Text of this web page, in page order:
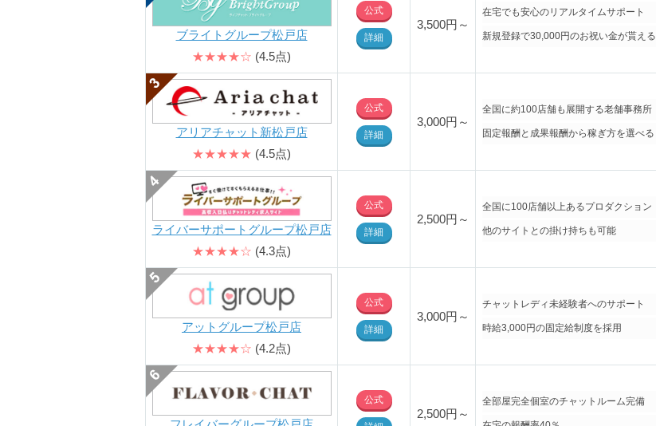
ブライトグループ松戸店
★★★★☆ (4.5点)
公式
詳細
3,500円～
在宅でも安心のリアルタイムサポート
新規登録で30,000円のお祝い金が貰える
アリアチャット新松戸店
★★★★★ (4.5点)
公式
詳細
3,000円～
全国に約100店舗も展開する老舗事務所
固定報酬と成果報酬から稼ぎ方を選べる
ライバーサポートグループ松戸店
★★★★☆ (4.3点)
公式
詳細
2,500円～
全国に100店舗以上あるプロダクション
他のサイトとの掛け持ちも可能
アットグループ松戸店
★★★★☆ (4.2点)
公式
詳細
3,000円～
チャットレディ未経験者へのサポート
時給3,000円の固定給制度を採用
公式
2,500円～
全部屋完全個室のチャットルーム完備